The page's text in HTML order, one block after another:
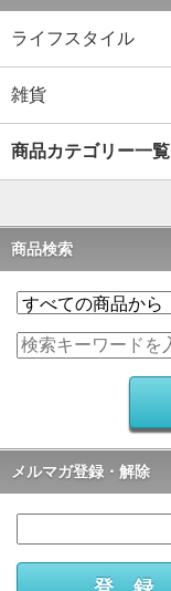
ライフスタイル
雑貨
商品カテゴリー一覧
商品検索
メルマガ登録・解除